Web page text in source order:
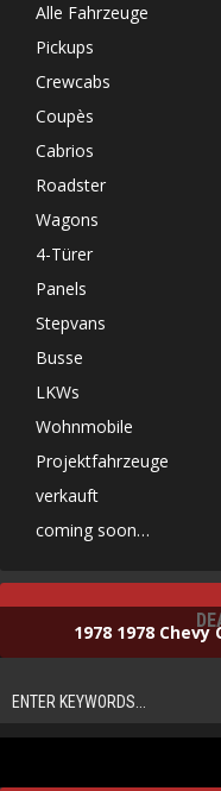
Alle Fahrzeuge
Pickups
Crewcabs
Coupès
Cabrios
Roadster
Wagons
4-Türer
Panels
Stepvans
Busse
LKWs
Wohnmobile
Projektfahrzeuge
verkauft
coming soon…
1978 1978 Chevy